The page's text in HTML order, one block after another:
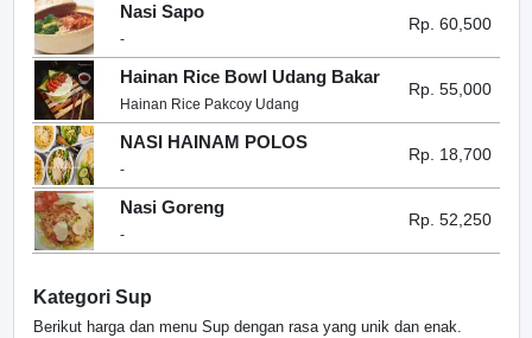
Nasi Sapo
-
Rp. 60,500
Hainan Rice Bowl Udang Bakar
Hainan Rice Pakcoy Udang
Rp. 55,000
NASI HAINAM POLOS
-
Rp. 18,700
Nasi Goreng
-
Rp. 52,250
Kategori Sup
Berikut harga dan menu Sup dengan rasa yang unik dan enak.